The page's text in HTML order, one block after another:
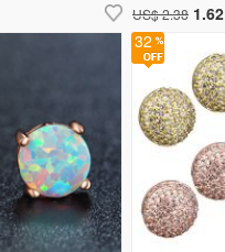
US$ 2.38 1.62
32